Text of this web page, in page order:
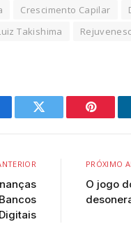
Crescimento Capilar
Takishima
Twitter
Digitais
PRÓXIMO
O jogo